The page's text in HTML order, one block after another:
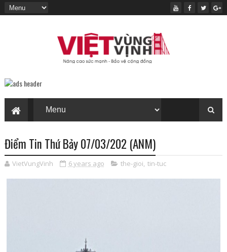
Điểm Tin Thứ Bảy 07/03/202 (ANM)
VietVungVinh 6 years ago the-gioi, tin-tuc